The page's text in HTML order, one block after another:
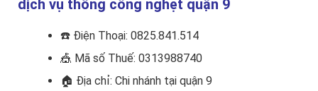
dịch vụ thông cống nghẹt quận 9
☎️ Điện Thoại: 0825.841.514
🎪 Mã số Thuế: 0313988740
🏠 Địa chỉ: Chi nhánh tại quận 9